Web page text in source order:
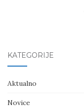
KATEGORIJE
Aktualno
Novice